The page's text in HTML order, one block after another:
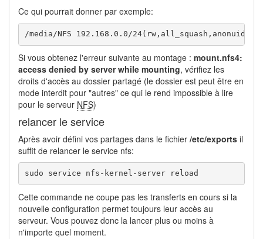
Ce qui pourrait donner par exemple:
/media/NFS 192.168.0.0/
Si vous obtenez l'erreur suivante au montage : mount.nfs4:
access denied by server while mounting, vérifiez les
droits d'accès au dossier partagé (le dossier est peut être en
mode interdit pour "autres" ce qui le rend impossible à lire
pour le serveur NFS)
relancer le service
Après avoir défini vos partages dans le fichier /etc/exports il
suffit de relancer le service nfs:
sudo service nfs-kernel-server reload
Cette commande ne coupe pas les transferts en cours si la
nouvelle configuration permet toujours leur accès au
serveur. Vous pouvez donc la lancer plus ou moins à
n'importe quel moment.